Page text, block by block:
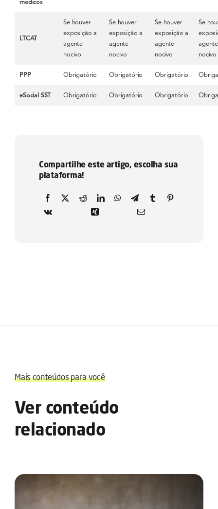
médicos
LTCAT
Se houver
exposição a
agente
nocivo
Se houver
exposição a
agente
nocivo
Se houver
exposição a
agente
nocivo
Se
agente
nocivo
PPP Obrigatório Obrigatório Obrigatório
eSocial SST Obrigatório Obrigatório Obrigatório
Compartilhe este artigo, escolha sua
plataforma!
Mais conteúdos para você
Ver conteúdo
relacionado